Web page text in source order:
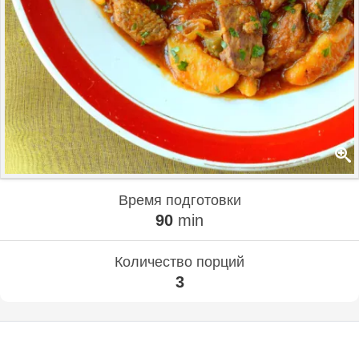
Время подготовки
90 min
Количество порций
3